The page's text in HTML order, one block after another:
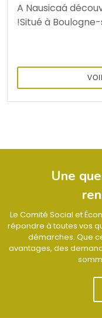
A Nausicaá
!Situé à
Une
Le Comité Social et
répondre à toutes vos
démarches. Que
avantages, des